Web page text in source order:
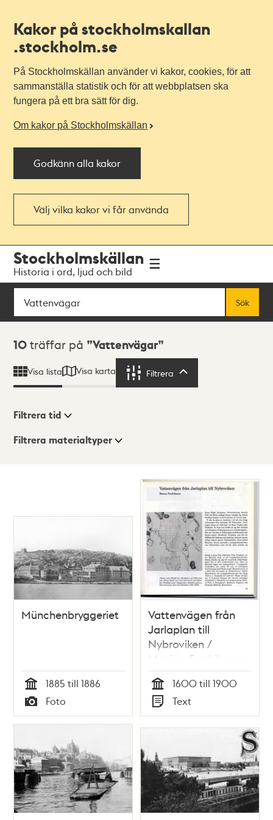
Kakor på stockholmskallan
.stockholm.se
På Stockholmskällan använder vi kakor, cookies, för att
sammanställa statistik och för att webbplatsen ska
fungera på ett bra sätt för dig.
Om kakor på Stockholmskällan
Godkänn alla kakor
Välj vilka kakor vi får använda
navigationen
huvudinnehållet
Stockholmskällan
Historia i ord, ljud och bild
Sök
Sök
Sökresultat
10 träffar på Vattenvägar
Visa lista Visa karta Filtrera
Visningsläge
Filtrera tid
Filtrera materialtyper
Münchenbryggeriet
Tid
1885 till 1886
Typ
Foto
Vattenvägen från
Jarlaplan till
Nybroviken /
Monica Fredriksson
Tid
1600 till 1900
Typ
Text